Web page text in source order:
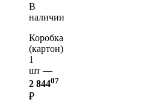
В
наличии
Коробка
(картон)
1
шт —
2 84407
₽